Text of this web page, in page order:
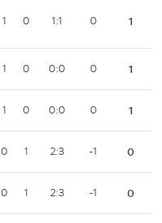
1 0 1:1 0 1
1 0 0:0 0 1
1 0 0:0 0 1
0 1 2:3 -1 0
0 1 2:3 -1 0